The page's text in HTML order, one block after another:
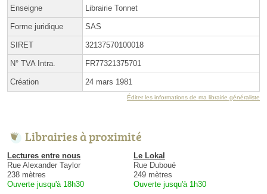
Enseigne Librairie Tonnet
Forme juridique SAS
SIRET 32137570100018
N° TVA Intra. FR77321375701
Création 24 mars 1981
Éditer les informations de ma librairie généraliste
Librairies à proximité
Lectures entre nous
Rue Alexander Taylor
238 mètres
Ouverte jusqu'à 18h30
Le Lokal
Rue Duboué
249 mètres
Ouverte jusqu'à 1h30